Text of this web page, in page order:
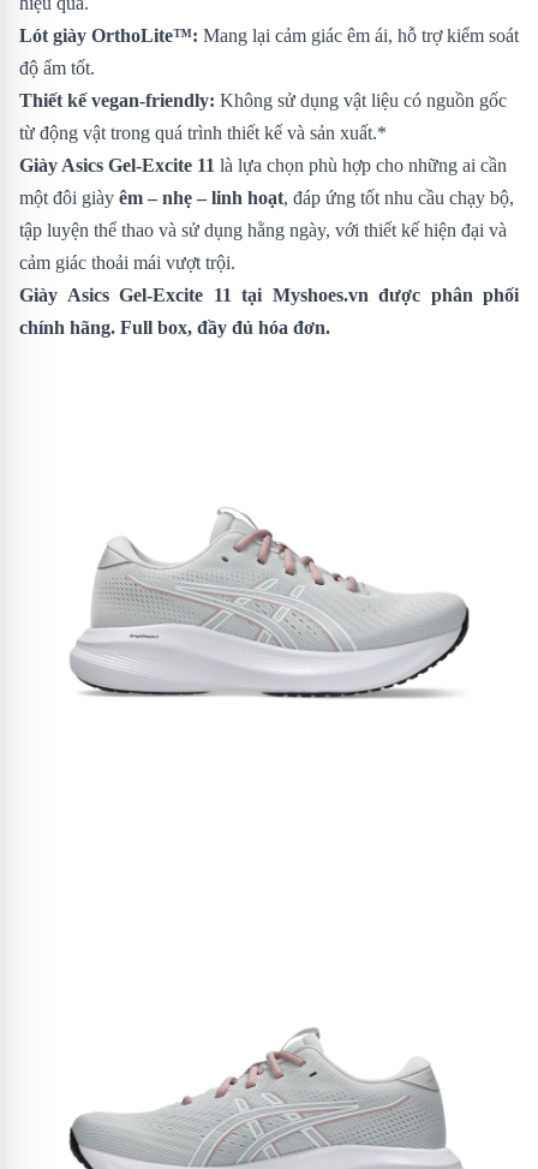
Lót giày OrthoLite™: Mang lại cảm giác êm ái, hỗ trợ kiểm soát
độ ẩm tốt.
Thiết kế vegan-friendly: Không sử dụng vật liệu có nguồn gốc
từ động vật trong quá trình thiết kế và sản xuất.*
Giày Asics Gel-Excite 11 là lựa chọn phù hợp cho những ai cần
một đôi giày êm – nhẹ – linh hoạt, đáp ứng tốt nhu cầu chạy bộ,
tập luyện thể thao và sử dụng hằng ngày, với thiết kế hiện đại và
cảm giác thoải mái vượt trội.
Giày Asics Gel-Excite 11 tại Myshoes.vn được phân phối
chính hãng. Full box, đầy đủ hóa đơn.